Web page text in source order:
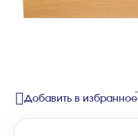
Добавить в избранное